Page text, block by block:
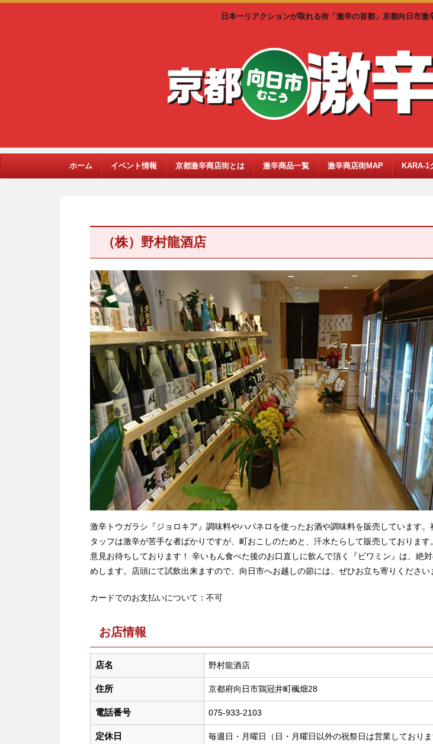
日本一リアクションが取れる街「激辛の首都」京都向日市
ホーム イベント情報 京都激辛商店街とは 激辛商品一覧 激辛商店街MAP KARA-1
（株）野村龍酒店
激辛トウガラシ『ジョロキア』調味料やハバネロを使ったお酒や調味料を販売しています。
タッフは激辛が苦手な者ばかりですが、町おこしのためと、汗水たらして販売しておりま
意見お待ちしております！ 辛いもん食べた後のお口直しに飲んで頂く『ビワミン』は、絶
めします。店頭にて試飲出来ますので、向日市へお越しの節には、ぜひお立ち寄りください
カードでのお支払いについて：不可
お店情報
店名 野村龍酒店
住所 京都府向日市鶏冠井町楓畑28
電話番号 075-933-2103
定休日 毎週日・月曜日（日・月曜日以外の祝祭日は営業しておりま